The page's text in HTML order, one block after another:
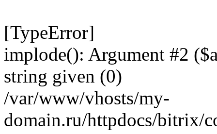
[TypeError]
implode(): Argument #2
string given (0)
/var/www/vhosts/my-
domain.ru/httpdocs/bitrix/